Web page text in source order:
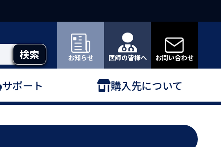
お知らせ 医師の皆様へ お問い合わせ
サポート 購入先について